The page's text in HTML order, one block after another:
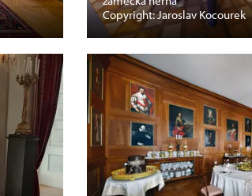
Copyright: Jaroslav Kocourek